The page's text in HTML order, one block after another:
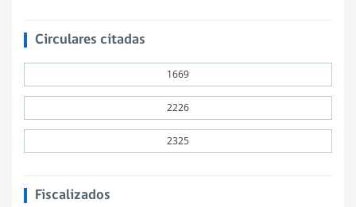
Circulares citadas
1669
2226
2325
Fiscalizados